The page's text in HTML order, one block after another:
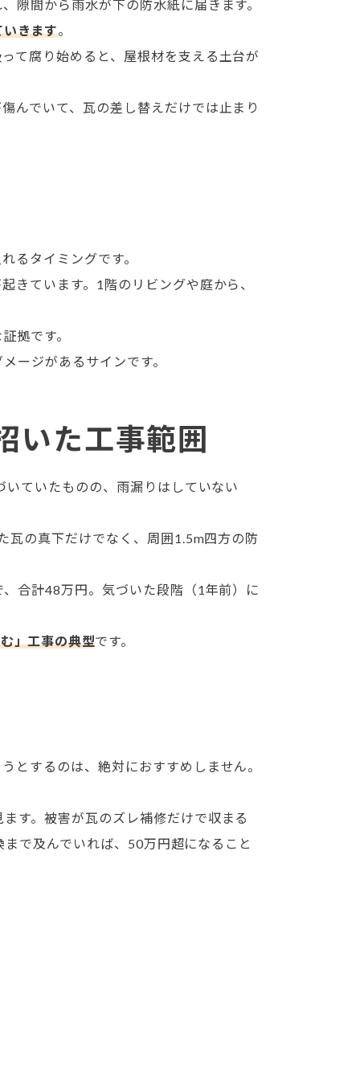
隙間から雨水が下の防水紙に届きます。
いきます。
て腐り始めると、屋根材を支える土台が
んでいて、瓦の差し替えだけでは止まり
るタイミングです。
きています。1階のリビングや庭から、
拠です。
ージがあるサインです。
いた工事範囲
ていたものの、雨漏りはしていない
瓦の真下だけでなく、周囲1.5m四方の防
合計48万円。気づいた段階（1年前）に
」工事の典型です。
とするのは、絶対におすすめしません。
す。被害が瓦のズレ補修だけで収まる
で及んでいれば、50万円超になること